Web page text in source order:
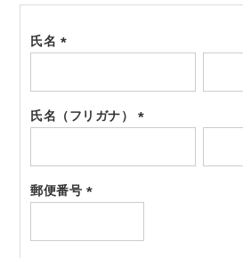
氏名
須)
氏名（フリガナ）
須)
郵便番号
須)